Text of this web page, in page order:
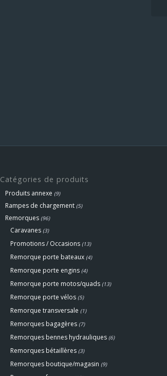
Catégories de produits
Produits annexe (9)
Rampes de chargement (5)
Remorques (96)
Caravanes (3)
Promotions / Occasions (13)
Remorque porte bateaux (4)
Remorque porte engins (4)
Remorque porte motos/quads (13)
Remorque porte vélos (5)
Remorque transversale (1)
Remorques bagagères (7)
Remorques bennes hydrauliques (6)
Remorques bétaillères (3)
Remorques boutique/magasin (9)